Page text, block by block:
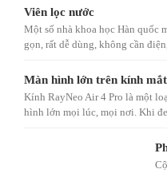
Viên lọc nước
Một số nhà khoa học Hàn quốc
gọn, rất dễ dùng, không cần
Màn hình lớn trên kính mắt
Kính RayNeo Air 4 Pro là một
hình lớn mọi lúc, mọi nơi. Khi